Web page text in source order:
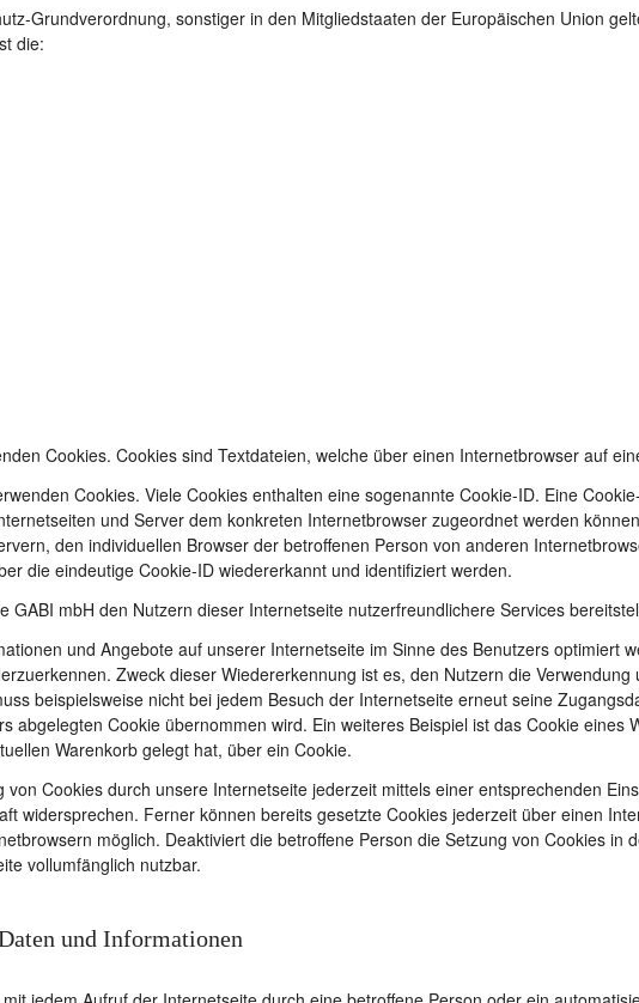
Grundverordnung, sonstiger in den Mitgliedstaaten der Europäischen Union
die:
Cookies. Cookies sind Textdateien, welche über einen Internetbrowser auf
Cookies. Viele Cookies enthalten eine sogenannte Cookie-ID. Eine
und Server dem konkreten Internetbrowser zugeordnet werden
den individuellen Browser der betroffenen Person von anderen
die eindeutige Cookie-ID wiedererkannt und identifiziert werden.
GABI mbH den Nutzern dieser Internetseite nutzerfreundlichere Services
und Angebote auf unserer Internetseite im Sinne des Benutzers optimiert
Zweck dieser Wiedererkennung ist es, den Nutzern die
beispielsweise nicht bei jedem Besuch der Internetseite erneut seine
abgelegten Cookie übernommen wird. Ein weiteres Beispiel ist das Cookie eines
Warenkorb gelegt hat, über ein Cookie.
von Cookies durch unsere Internetseite jederzeit mittels einer entsprechenden
widersprechen. Ferner können bereits gesetzte Cookies jederzeit über einen
möglich. Deaktiviert die betroffene Person die Setzung von Cookies in
vollumfänglich nutzbar.
und Informationen